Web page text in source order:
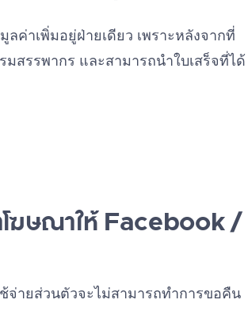
ค่าเพิ่มอยู่ฝ่ายเดียว เพราะหลังจากที่
สรรพากร และสามารถนำใบเสร็จที่ได้
โฆษณาให้ Facebook /
จ่ายส่วนตัวจะไม่สามารถทำการขอคืน